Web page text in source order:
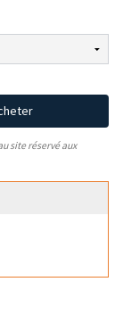
site réservé aux